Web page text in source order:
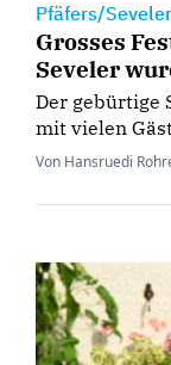
Pfäfers/
Grosses
Seveler
Der gebürtige
mit vielen
Von Hansruedi